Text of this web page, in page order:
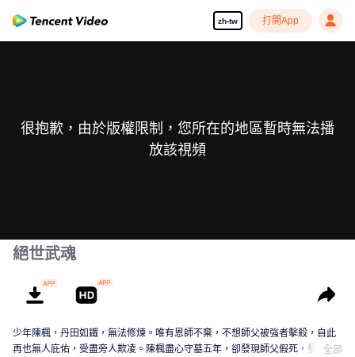
zh-tw 打開App
很抱歉，由於版權限制，您所在的地區暫時無法播
放該視頻
絕世武魂
少年陳楓，丹田如鐵，無法修煉。唯有恩師不棄，不想師父被強者擊殺，自此
再也無人庇佑，受盡旁人欺凌。陳楓盡心守墓五年，卻發現師父假死，發現師
全部